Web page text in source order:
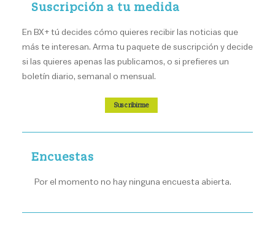
Suscripción a tu medida
En BX+ tú decides cómo quieres recibir las noticias que
más te interesan. Arma tu paquete de suscripción y decide
si las quieres apenas las publicamos, o si prefieres un
boletín diario, semanal o mensual.
Suscribirme
Encuestas
Por el momento no hay ninguna encuesta abierta.